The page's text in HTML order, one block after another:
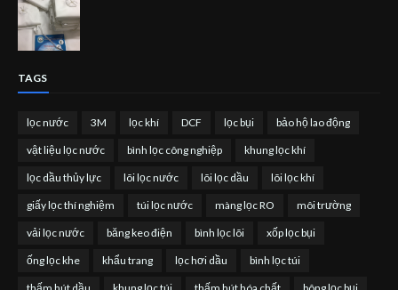
TAGS
lọc nước 3M lọc khí DCF lọc bụi bảo hộ lao động
vật liệu lọc nước bình lọc công nghiệp khung lọc khí
lọc dầu thủy lực lõi lọc nước lõi lọc dầu lõi lọc khí
giấy lọc thí nghiệm túi lọc nước màng lọc RO môi trường
vải lọc nước băng keo điện bình lọc lõi xốp lọc bụi
ống lọc khe khẩu trang lọc hơi dầu bình lọc túi